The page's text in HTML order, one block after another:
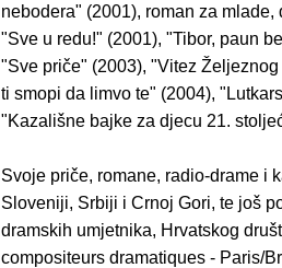
nebodera" (2001), roman za
"Sve u redu!" (2001), "Tibor, paun
"Sve priče" (2003), "Vitez
ti smopi da limvo te" (2004),
"Kazališne bajke za djecu 21.
Svoje priče, romane, radio-drame i
Sloveniji, Srbiji i Crnoj Gori, te još
dramskih umjetnika, Hrvatskog
compositeurs dramatiques - Paris/